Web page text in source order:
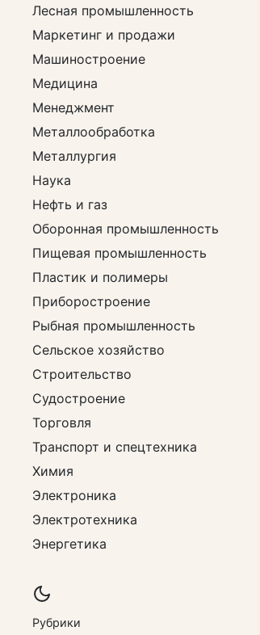
Лесная промышленность
Маркетинг и продажи
Машиностроение
Медицина
Менеджмент
Металлообработка
Металлургия
Наука
Нефть и газ
Оборонная промышленность
Пищевая промышленность
Пластик и полимеры
Приборостроение
Рыбная промышленность
Сельское хозяйство
Строительство
Судостроение
Торговля
Транспорт и спецтехника
Химия
Электроника
Электротехника
Энергетика
Рубрики